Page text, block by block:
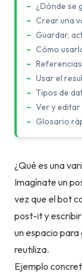
¿Dónde se
Crear una
Guardar,
Cómo
Usar el
Tipos de
Ver y editar
Glosario
¿Qué es una
Imagínate un
vez que el bot
post-it y escribir
un espacio
reutiliza.
Ejemplo